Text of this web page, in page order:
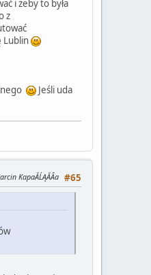
i żeby to była
z
Lublin
Jeśli uda
#65
KapaĂĹĄĂÂa